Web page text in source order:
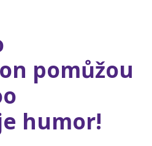
pomůžou
humor!